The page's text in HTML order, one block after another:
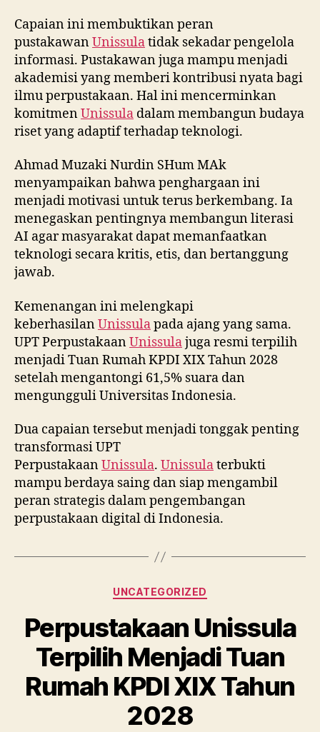
Capaian ini membuktikan peran
pustakawanUnissulatidak sekadar pengelola
informasi. Pustakawan juga mampu menjadi
akademisi yang memberi kontribusi nyata bagi
ilmu perpustakaan. Hal ini mencerminkan
komitmenUnissula dalam membangun budaya
riset yang adaptif terhadap teknologi.
Ahmad Muzaki Nurdin SHum MAk
menyampaikan bahwa penghargaan ini
menjadi motivasi untuk terus berkembang. Ia
menegaskan pentingnya membangun literasi
AI agar masyarakat dapat memanfaatkan
teknologi secara kritis, etis, dan bertanggung
jawab.
Kemenangan ini melengkapi
keberhasilanUnissulapada ajang yang sama.
UPT PerpustakaanUnissulajuga resmi terpilih
menjadi Tuan Rumah KPDI XIX Tahun 2028
setelah mengantongi 61,5% suara dan
mengungguli Universitas Indonesia.
Dua capaian tersebut menjadi tonggak penting
transformasi UPT
PerpustakaanUnissula. Unissulaterbukti
mampu berdaya saing dan siap mengambil
peran strategis dalam pengembangan
perpustakaan digital di Indonesia.
Categories
UNCATEGORIZED
Perpustakaan Unissula
Terpilih Menjadi Tuan
Rumah KPDI XIX Tahun
2028